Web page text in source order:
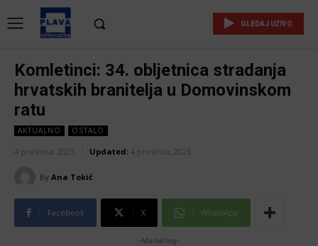
GLEDAJ UŽIVO
Komletinci: 34. obljetnica stradanja
hrvatskih branitelja u Domovinskom
ratu
AKTUALNO OSTALO
4 prosinca, 2025 Updated: 4 prosinca, 2025
By Ana Tokić
Facebook X WhatsApp
-Marketing-